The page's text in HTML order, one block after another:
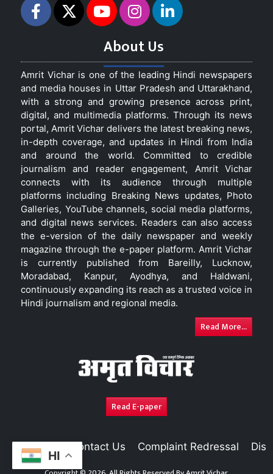
HI
About Us
Amrit Vichar is one of the leading Hindi newspapers
and media houses in Uttar Pradesh and Uttarakhand,
with a strong and growing presence across print,
digital, and multimedia platforms. Through its news
portal, Amrit Vichar delivers the latest breaking news,
in-depth coverage, and updates in Hindi from India
and around the world. Committed to credible
journalism and reader engagement, Amrit Vichar
connects with its audience through multiple
platforms including Breaking News updates, Photo
Galleries, YouTube channels, social media platforms,
and digital news services. Readers can also access
the e-version of the daily newspaper and weekly
magazine through the e-paper platform. Amrit Vichar
is currently published from Bareilly, Lucknow,
Moradabad, Kanpur, Ayodhya, and Haldwani,
continuously expanding its reach as a trusted voice in
Hindi journalism and regional media.
Read More...
Read E-paper
About Us Contact Us Complaint Redressal